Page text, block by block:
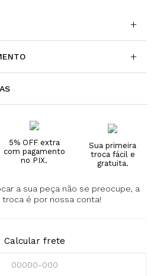
+
+
5% OFF extra
com pagamento
no PIX.
Sua primeira
troca fácil e
gratuita.
a sua peça não se preocupe, a
troca é por nossa conta!
Calcular frete